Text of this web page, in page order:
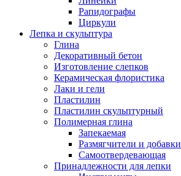
Рапидографы
Циркули
Лепка и скульптура
Глина
Декоративный бетон
Изготовление слепков
Керамическая флористика
Лаки и гели
Пластилин
Пластилин скульптурный
Полимерная глина
Запекаемая
Размягчители и добавки
Самоотвердевающая
Принадлежности для лепки